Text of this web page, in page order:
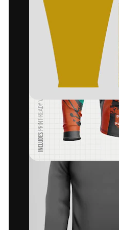
La plataforma
trabajo. Más
entre
Español
Copyright © 2010-